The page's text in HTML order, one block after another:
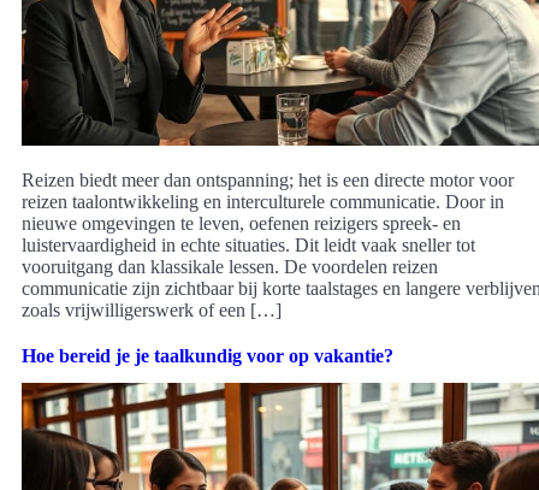
Reizen biedt meer dan ontspanning; het is een directe motor voor
reizen taalontwikkeling en interculturele communicatie. Door in
nieuwe omgevingen te leven, oefenen reizigers spreek- en
luistervaardigheid in echte situaties. Dit leidt vaak sneller tot
vooruitgang dan klassikale lessen. De voordelen reizen
communicatie zijn zichtbaar bij korte taalstages en langere
zoals vrijwilligerswerk of een […]
Hoe bereid je je taalkundig voor op vakantie?